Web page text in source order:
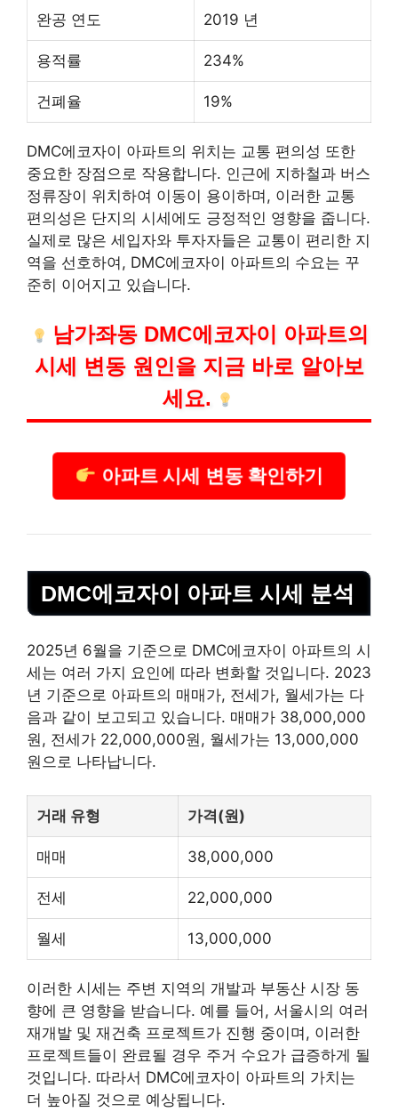
완공 연도 2019 년
용적률 234%
건폐율 19%
DMC에코자이 아파트의 위치는 교통 편의성 또한
중요한 장점으로 작용합니다. 인근에 지하철과 버스
정류장이 위치하여 이동이 용이하며, 이러한 교통
편의성은 단지의 시세에도 긍정적인 영향을 줍니다.
실제로 많은 세입자와 투자자들은 교통이 편리한 지
역을 선호하여, DMC에코자이 아파트의 수요는 꾸
준히 이어지고 있습니다.
남가좌동 DMC에코자이 아파트의
시세 변동 원인을 지금 바로 알아보
세요.
아파트 시세 변동 확인하기
DMC에코자이 아파트 시세 분석
2025년 6월을 기준으로 DMC에코자이 아파트의 시
세는 여러 가지 요인에 따라 변화할 것입니다. 2023
년 기준으로 아파트의 매매가, 전세가, 월세가는 다
음과 같이 보고되고 있습니다. 매매가 38,000,000
원, 전세가 22,000,000원, 월세가는 13,000,000
원으로 나타납니다.
거래 유형 가격(원)
매매 38,000,000
전세 22,000,000
월세 13,000,000
이러한 시세는 주변 지역의 개발과 부동산 시장 동
향에 큰 영향을 받습니다. 예를 들어, 서울시의 여러
재개발 및 재건축 프로젝트가 진행 중이며, 이러한
프로젝트들이 완료될 경우 주거 수요가 급증하게 될
것입니다. 따라서 DMC에코자이 아파트의 가치는
더 높아질 것으로 예상됩니다.